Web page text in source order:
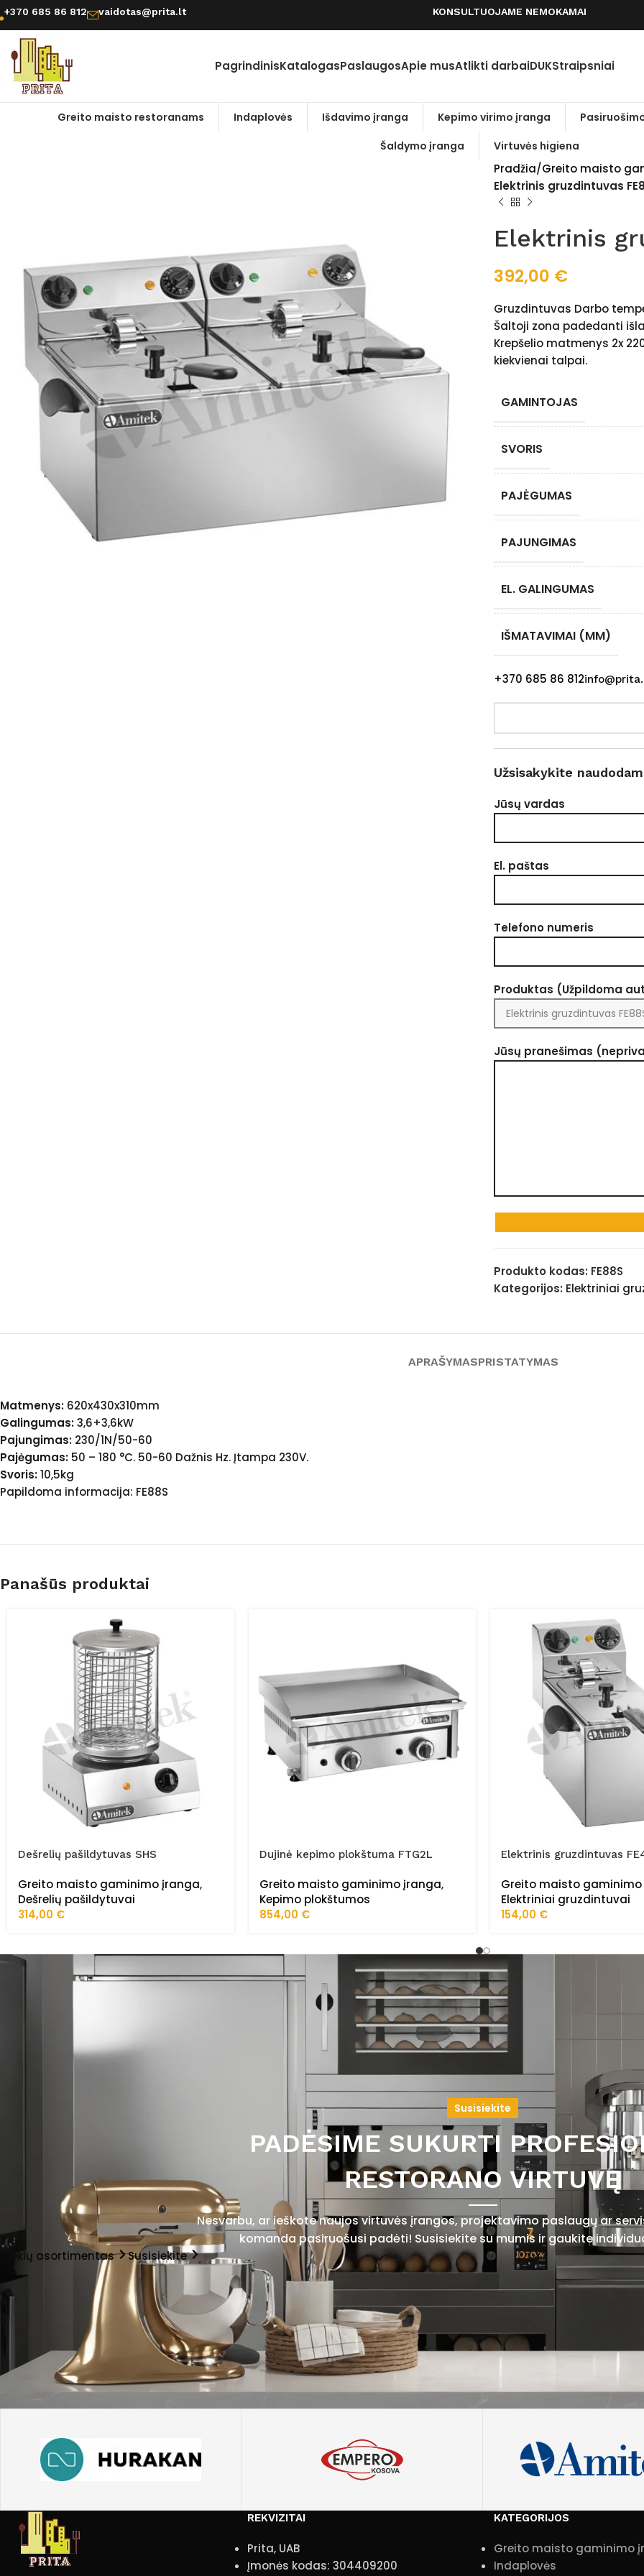
+370 685 86 812 vaidotas@prita.lt KONSULTUOJAME NEMOKAMAI
PagrindinisKatalogasPaslaugosApie musAtlikti darbaiDUKStraipsniai
Greito maisto restoranams Indaplovės Išdavimo įranga Kepimo virimo įranga
Šaldymo įranga
Virtuvės higiena
Pradžia Greito maisto
Elektrinis gruzdintuvas
Elektrinis
392,00 €
Gruzdintuvas Darbo
Šaltoji zona padedanti
Krepšelio matmenys 2x
kiekvienai talpai.
GAMINTOJAS
SVORIS
PAJĖGUMAS
PAJUNGIMAS
EL. GALINGUMAS
IŠMATAVIMAI (MM)
+370 685 86 812
Užsisakykite
Jūsų vardas
El. paštas
Telefono numeris
Produktas (Užpildoma
Jūsų pranešimas
Produkto kodas: FE88S
Kategorijos: Elektriniai
APRAŠYMASPRISTATYMAS
Matmenys: 620x430x310mm
Galingumas:3,6+3,6kW
Pajungimas: 230/1N/50-60
Pajėgumas: 50 – 180 °C. 50-60 Dažnis Hz. Įtampa 230V.
Svoris:10,5kg
Papildoma informacija: FE88S
Panašūs produktai
Dešrelių pašildytuvas SHS
Greito maisto gaminimo įranga,
Dešrelių pašildytuvai
314,00 €
Dujinė kepimo plokštuma FTG2L
Greito maisto gaminimo įranga,
Kepimo plokštumos
854,00 €
Elektrinis gruzdintuvas
Greito maisto
Elektriniai gruzdintuvai
154,00 €
Susisiekite
PADĖSIME SUKURTI
RESTORANO VIRTUVĘ
Nesvarbu, ar ieškote naujos virtuvės įrangos, projektavimo paslaugų ar
komanda pasiruošusi padėti! Susisiekite su mumis ir gaukite
Prekių asortimentas Susisiekite
REKVIZITAI
Prita, UAB
Įmonės kodas: 304409200
KATEGORIJOS
Greito maisto gaminimo
Indaplovės